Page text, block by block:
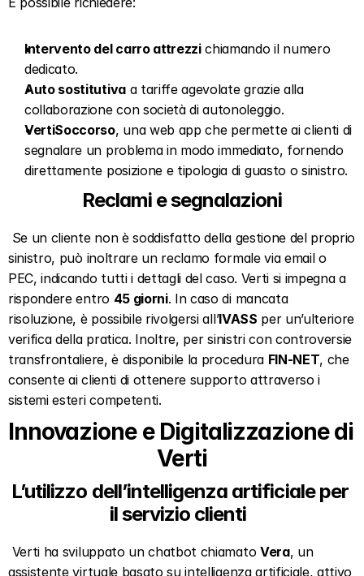
Intervento del carro attrezzi chiamando il numero
dedicato.
Auto sostitutiva a tariffe agevolate grazie alla
collaborazione con società di autonoleggio.
VertiSoccorso, una web app che permette ai clienti di
segnalare un problema in modo immediato, fornendo
direttamente posizione e tipologia di guasto o sinistro.
Reclami e segnalazioni
sinistro, può inoltrare un reclamo formale via email o
PEC, indicando tutti i dettagli del caso. Verti si impegna a
rispondere entro 45 giorni. In caso di mancata
risoluzione, è possibile rivolgersi all’IVASS per un’ulteriore
verifica della pratica. Inoltre, per sinistri con controversie
transfrontaliere, è disponibile la procedura FIN-NET, che
consente ai clienti di ottenere supporto attraverso i
sistemi esteri competenti.
Innovazione e Digitalizzazione di
Verti
L’utilizzo dell’intelligenza artificiale per
il servizio clienti
Verti ha sviluppato un chatbot chiamato Vera, un